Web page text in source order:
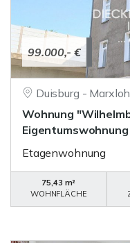
99.000,- €
Duisburg - Marxloh
Wohnung
Etagenwohnung
75,43 m²
WOHNFLÄCHE